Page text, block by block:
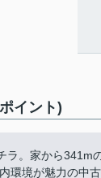
イント)
。家から
環境が魅力の中